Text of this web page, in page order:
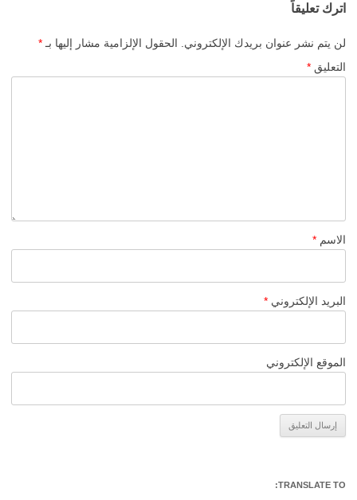
اترك تعليقاً
لن يتم نشر عنوان بريدك الإلكتروني. الحقول الإلزامية مشار إليها بـ *
التعليق *
الاسم *
البريد الإلكتروني *
الموقع الإلكتروني
TRANSLATE TO: